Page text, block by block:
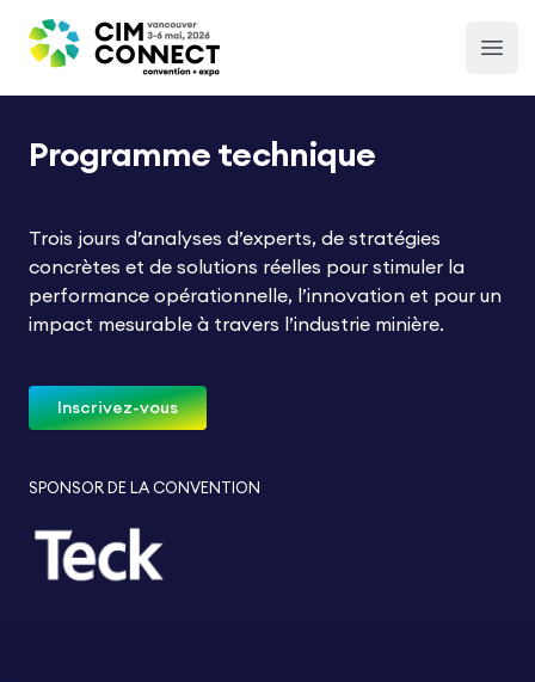
CIM Convention
Programme technique
Trois jours d’analyses d’experts, de stratégies
concrètes et de solutions réelles pour stimuler la
performance opérationnelle, l’innovation et pour un
impact mesurable à travers l’industrie minière.
Inscrivez-vous
SPONSOR DE LA CONVENTION